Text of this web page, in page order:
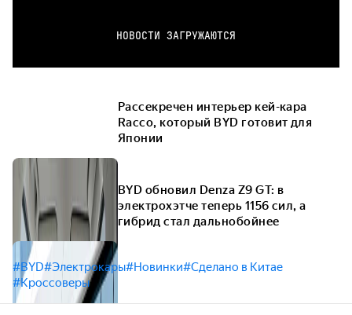
НОВОСТИ ЗАГРУЖАЮТСЯ
Рассекречен интерьер кей-кара
Racco, который BYD готовит для
Японии
BYD обновил Denza Z9 GT: в
электрохэтче теперь 1156 сил, а
гибрид стал дальнобойнее
#BYD#Электрокары#Новинки#Сделано в Китае
#Кроссоверы